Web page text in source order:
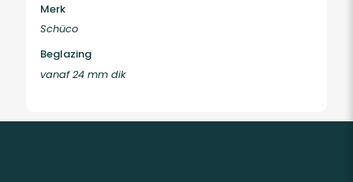
Merk
Schüco
Beglazing
vanaf 24 mm dik